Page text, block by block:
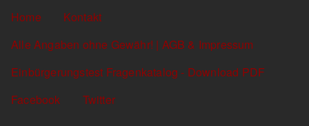
Sekundärlinks
Home
Kontakt
Alle Angaben ohne Gewähr! | AGB & Impressum
Einbürgerungstest Fragenkatalog - Download PDF
Facebook
Twitter